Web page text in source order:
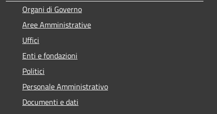
Organi di Governo
Aree Amministrative
Uffici
Enti e fondazioni
Politici
Personale Amministrativo
Documenti e dati